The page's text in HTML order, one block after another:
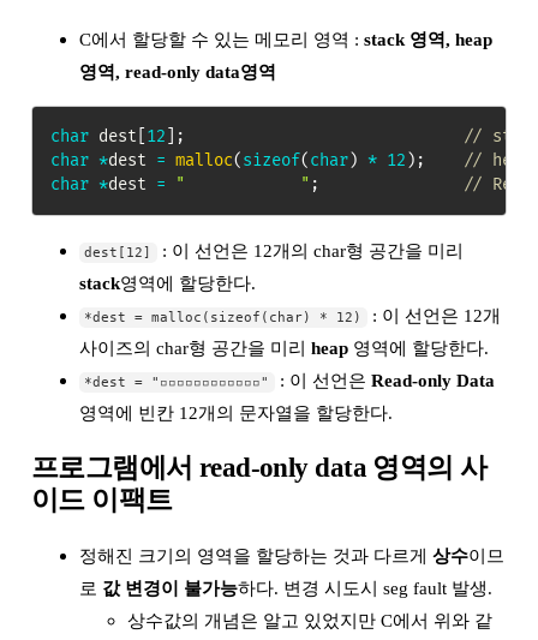
C에서 할당할 수 있는 메모리 영역 : stack 영역, heap
영역, read-only data영역
char dest 12 ;
//
char *dest = malloc(sizeof(char) * 12 ) ;
// heap
char *dest = "            " ; //
dest[12]
: 이 선언은 12개의 char형 공간을 미리
stack영역에 할당한다.
*dest = malloc(sizeof(char) * 12)
: 이 선언은 12개
사이즈의 char형 공간을 미리 heap영역에 할당한다.
*dest = "▫️▫️▫️▫️▫️▫️▫️▫️▫️▫️▫️▫️" : 이 선언은 Read-only Data
영역에 빈칸 12개의 문자열을 할당한다.
프로그램에서 read-only data 영역의 사
이드 이팩트
정해진 크기의 영역을 할당하는 것과 다르게 상수이므
로 값 변경이 불가능하다. 변경 시도시 seg fault 발생.
상수값의 개념은 알고 있었지만 C에서 위와 같